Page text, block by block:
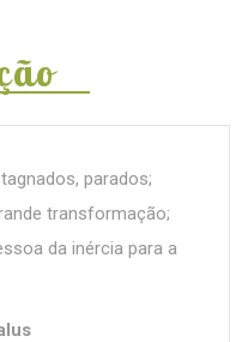
parados;
transformação;
da inércia para a